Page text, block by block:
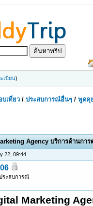
เบียน)
เที่ยว /ประสบการณ์อื่นๆ /พูดคุ
Agency บริการด้านกา
22, 09:44
ระสบการณ์
Marketing